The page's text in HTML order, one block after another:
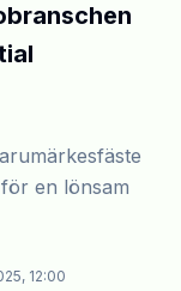
en lönsam
12:00